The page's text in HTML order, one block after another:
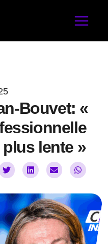
Bouvet: «
lente »